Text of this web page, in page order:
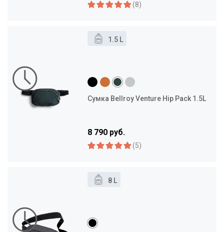
(8)
1.5 L
Сумка Bellroy Venture Hip Pack 1.5L
8 790 руб.
(5)
8 L